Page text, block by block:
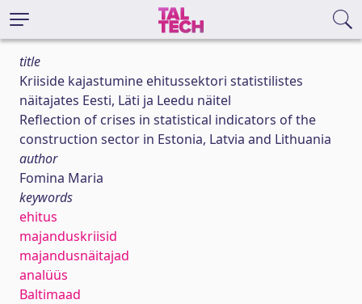
title
Kriiside kajastumine ehitussektori statistilistes
näitajates Eesti, Läti ja Leedu näitel
Reflection of crises in statistical indicators of the
construction sector in Estonia, Latvia and Lithuania
author
Fomina Maria
keywords
ehitus
majanduskriisid
majandusnäitajad
analüüs
Baltimaad